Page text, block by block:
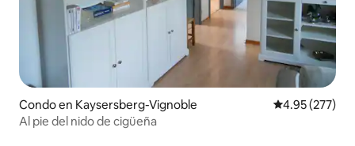
Condo en Kaysersberg-Vignoble Calificación
4.95 (277)
Al pie del nido de cigüeña